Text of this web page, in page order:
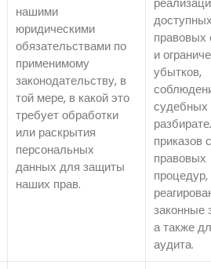
нашими
юридическими
обязательствами по
применимому
законодательству, в
той мере, в какой это
требует обработки
или раскрытия
персональных
данных для защиты
наших прав.
правовых
и
убытков,
судебных
приказов
правовых
процедур,
законные
а также
аудита.